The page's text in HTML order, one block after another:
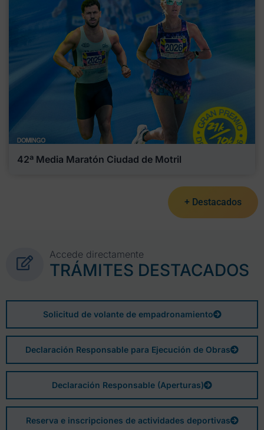
42ª Media Maratón Ciudad de Motril
+ Destacados
Accede directamente
TRÁMITES DESTACADOS
Solicitud de volante de empadronamiento
Declaración Responsable para Ejecución de Obras
Declaración Responsable (Aperturas)
Reserva e inscripciones de actividades deportivas